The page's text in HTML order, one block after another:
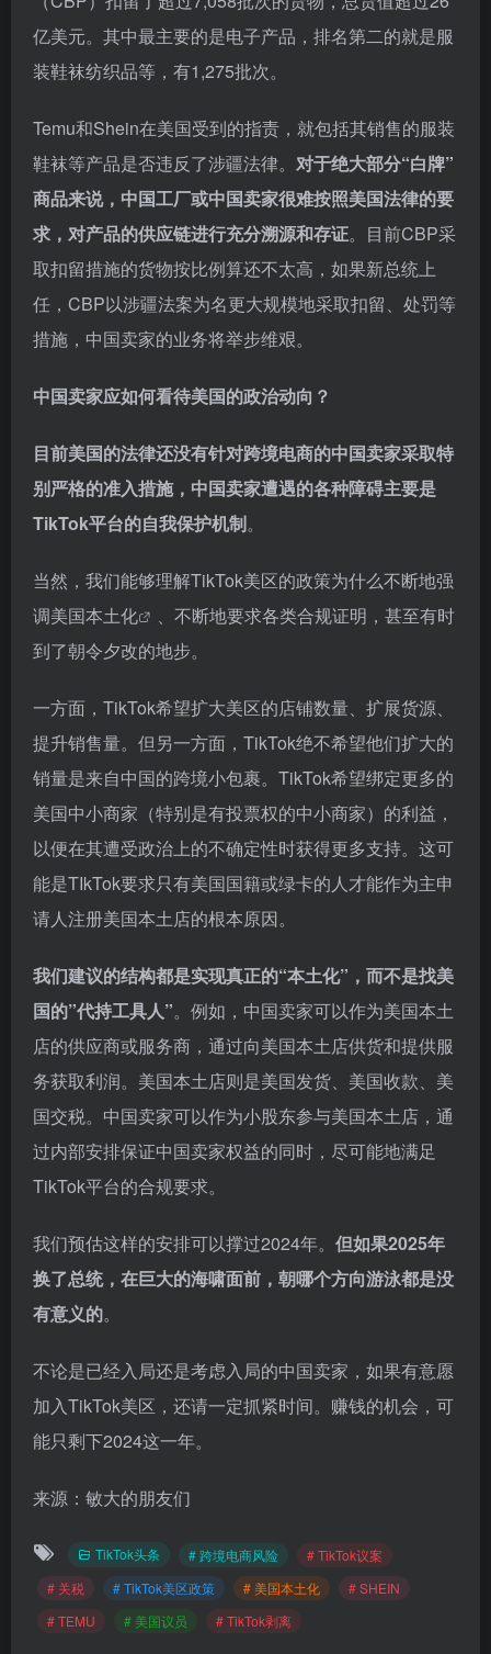
亿美元。其中最主要的是电子产品，排名第二的就是服
装鞋袜纺织品等，有1,275批次。
Temu和Shein在美国受到的指责，就包括其销售的服装
鞋袜等产品是否违反了涉疆法律。 对于绝大部分“白牌”
商品来说，中国工厂或中国卖家很难按照美国法律的要
求，对产品的供应链进行充分溯源和存证。目前CBP采
取扣留措施的货物按比例算还不太高，如果新总统上
任，CBP以涉疆法案为名更大规模地采取扣留、处罚等
措施，中国卖家的业务将举步维艰。
中国卖家应如何看待美国的政治动向？
目前美国的法律还没有针对跨境电商的中国卖家采取特
别严格的准入措施，中国卖家遭遇的各种障碍主要是
TikTok平台的自我保护机制。
当然，我们能够理解TikTok美区的政策为什么不断地强
调美国本土化
、不断地要求各类合规证明，甚至有时
到了朝令夕改的地步。
一方面，TikTok希望扩大美区的店铺数量、扩展货源、
提升销售量。但另一方面，TikTok绝不希望他们扩大的
销量是来自中国的跨境小包裹。TikTok希望绑定更多的
美国中小商家（特别是有投票权的中小商家）的利益，
以便在其遭受政治上的不确定性时获得更多支持。这可
能是TIkTok要求只有美国国籍或绿卡的人才能作为主申
请人注册美国本土店的根本原因。
我们建议的结构都是实现真正的“本土化”，而不是找美
国的”代持工具人”。例如，中国卖家可以作为美国本土
店的供应商或服务商，通过向美国本土店供货和提供服
务获取利润。美国本土店则是美国发货、美国收款、美
国交税。中国卖家可以作为小股东参与美国本土店，通
过内部安排保证中国卖家权益的同时，尽可能地满足
TikTok平台的合规要求。
我们预估这样的安排可以撑过2024年。 但如果2025年
换了总统，在巨大的海啸面前，朝哪个方向游泳都是没
有意义的。
不论是已经入局还是考虑入局的中国卖家，如果有意愿
加入TikTok美区，还请一定抓紧时间。赚钱的机会，可
能只剩下2024这一年。
来源：敏大的朋友们
TikTok头条 # 跨境电商风险
# TikTok议案
# 关税
# TikTok美区政策 # 美国本土化
# SHEIN
# TEMU
# 美国议员 # TikTok剥离